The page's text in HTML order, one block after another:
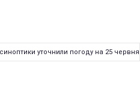
уточнили погоду на 25 червня